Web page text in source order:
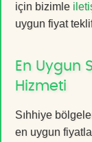
için bizimle
uygun fiyat
En Uygun
Hizmeti
Sıhhiye
en uygun